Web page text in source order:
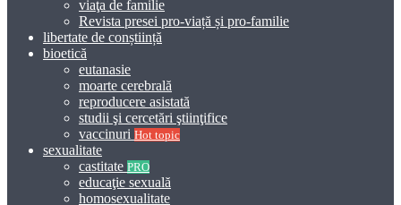
viaţa de familie
Revista presei pro-viață și pro-familie
libertate de conștiință
bioetică
eutanasie
moarte cerebrală
reproducere asistată
studii şi cercetări ştiinţifice
vaccinuri Hot topic
sexualitate
castitate PRO
educaţie sexuală
homosexualitate